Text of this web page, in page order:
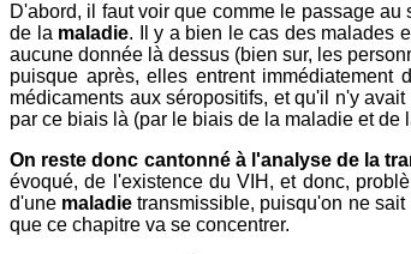
D'abord, il faut voir que comme le passage
de la maladie. Il y a bien le cas des malades
aucune donnée là dessus (bien sur, les
puisque après, elles entrent
médicaments aux séropositifs, et qu'il n'y
par ce biais là (par le biais de la maladie et de
On reste donc cantonné à l'analyse de la
évoqué, de l'existence du VIH, et donc,
d'une maladie transmissible, puisqu'on ne
que ce chapitre va se concentrer.